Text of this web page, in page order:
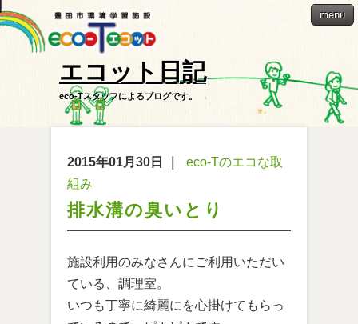
menu
エコット日記
eco-Tスタッフによるブログです。
2015年01月30日
eco-Tのエコな取
組み
排水溝の臭いとり
施設利用のみなさんにご利用いただい
ている、調理室。
いつも丁寧に綺麗にを心掛けてもらっ